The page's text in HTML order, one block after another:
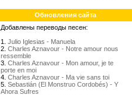
Обновления сайта
Добавлены переводы песен:
1. Julio Iglesias - Manuela
2. Charles Aznavour - Notre amour nous
ressemble
3. Charles Aznavour - Mon amour, je te
porte en moi
4. Charles Aznavour - Ma vie sans toi
5. Sebastián (El Monstruo Cordobés) - Y
Ahora Sufres